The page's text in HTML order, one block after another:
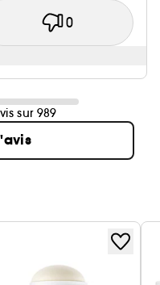
0
sur 989